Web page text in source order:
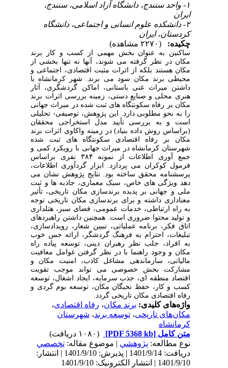
۱- واحد سنندج، دانشگاه آزاد اسلامی، سنندج،
ایران
۲- دانشکده علوم انسانی و اجتماعی، دانشگاه
کردستان، ایران
چکیده:
ساکنین به عنوان بخش مهمی از کسب ‎و کار برند
مکان در نظر گرفته می ‌شوند، آنها نه تنها بخشی از
مکان هستند بلکه از اثرات مثبت اقتصادی، اجتماعی و
محیطی برند مکان سود می‌ برند. شهر کرمانشاه با
داشتن میراث غنی باستانی، اماکن گردشگری، آثار
هنری محلی و صنایع دستی، زمینه بررسی اثرات برند
مکان بر رفاه سکونت‎گاه‎ های ثبت‎ شده در میراث جهانی
را به نحو مطلوبی دارد. این پژوهش، توصیفی- تحلیلی
است و به بررسی تأیید مدل استخراجی محققان
(براساس روش داده ‎بنیاد) در زمینه واکاوی اثرات برند
مکان بر رفاه اقتصادی سکونتگاه‏ های ثبت ‎شده
شهرستان کرمانشاه در میراث جهانی با رویکرد کمی و
جمع ‎آوری اطلاعات از نمونه ۳۸۴ نفری براساس
فرمول کوکران می ‎پردازد. ابزار گردآوری اطلاعات،
پرسشنامه محقق ‌ساخته بود. نتایج پژوهش نشان می
‎دهد ویژگی‌ های خاص، سبک معماری، جاذبه ‌ها و ثبت
ملی و جهانی بر پدیده برندسازی مکان تاریخی، تأثیر
معناداری داشته و برای برندسازی مکان تاریخی توجه
به راه ارتباطی، خدمات عمومی، فضای سبز، هتلداری
و تولید محتوا ضروری است. همچنین داشتن راهبردهای
اتاق فکر، برنامه عملیاتی، تبیین شعار، رویدادسازی،
تبلیغات، احترام به فرهنگ گردشگر، ارائه حس خوب
به افراد، جلب نظر رهبران دینی، توسعه پیاده ‎‌راه
مکان و وجود راهنما با در نظر گرفتن عوامل معافیت
مالیاتی، سازماندهی مشاغل کاذب، امنیت مکان و
مشارکت بخش خصوصی می ‎تواند موجب تقویت
اقتصاد منطقه ‎ای، جذب سرمایه، ایجاد اشغال، توسعه
کسب ‎و کار، حفظ نخبگان مکان، توسعه بوم ‎گردی و
رفاه اقتصادی مکان تاریخی گردد.
واژه‌های کلیدی:برند مکان،رفاه اقتصادی،
مکان‌های تاریخی،توسعه برند ،شهرستان
کرمانشاه
متن کامل[PDF 5368 kb]
نوع مطالعه:پژوهشي| موضوع مقاله:تخصصي
دریافت: 1401/9/14 | پذیرش: 1401/9/10 | انتشار:
1401/9/10 | انتشار الکترونیک: 1401/9/10